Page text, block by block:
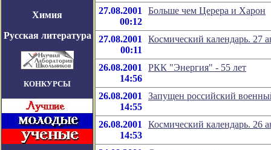
Химия
Русская литература
КОНКУРСЫ
27.08.2001
00:12
Больше чем Церера и Харон
27.08.2001
00:11
Космический календарь. 27
26.08.2001
14:56
РКК "Энергия" - 55 лет
26.08.2001
14:55
Запущен российский
26.08.2001
14:53
Космический календарь. 26